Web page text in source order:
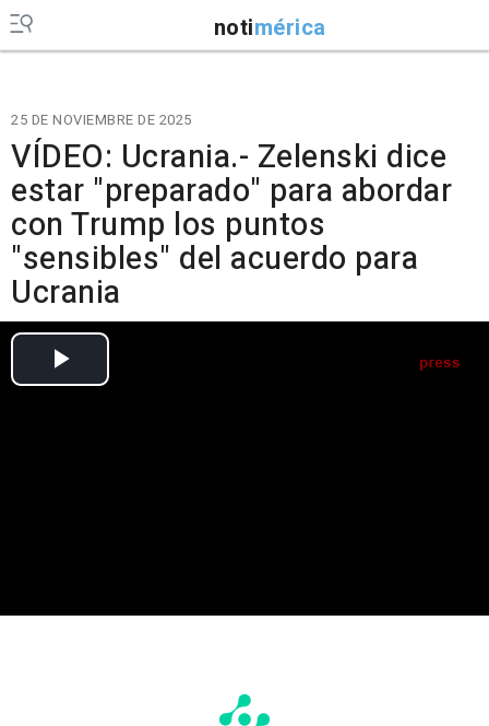
notimérica
25 DE NOVIEMBRE DE 2025
VÍDEO: Ucrania.- Zelenski dice
estar "preparado" para abordar
con Trump los puntos
"sensibles" del acuerdo para
Ucrania